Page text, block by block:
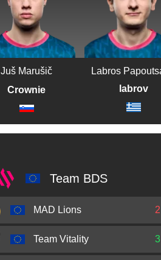
Juš Marušič
Crownie
Labros
labrov
Team BDS
MAD Lions 2
Team Vitality 3